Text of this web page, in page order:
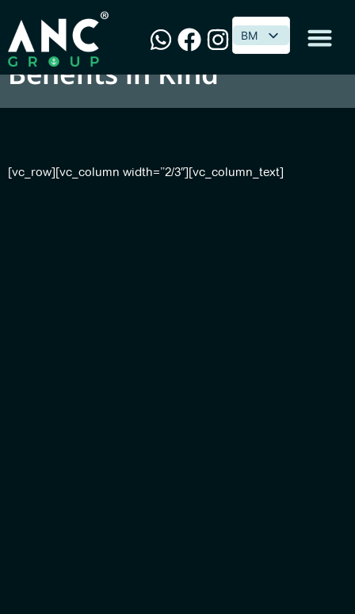
BM
BM
Form EA/E 实物利益
Benefits in Kind
[vc_row][vc_column width=”2/3″][vc_column_text]